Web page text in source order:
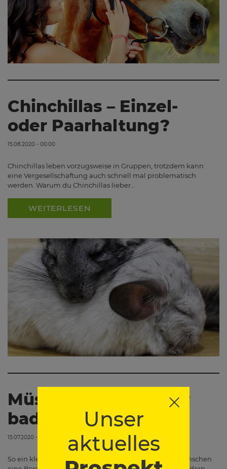
Unser
aktuelles
Chinchillas – Einzel-
oder Paarhaltung?
15.08.2020 - 00:00
Chinchillas leben vorzugsweise in Gruppen, trotzdem kann
eine Vergesellschaftung auch schnell mal problematisch
werden. Warum du Chinchillas lieber…
WEITERLESEN
Müssen Goldhamster
baden?
15.07.2020 - 00:00
So ein kleiner, flauschiger Mitbewohner ist für viele Menschen